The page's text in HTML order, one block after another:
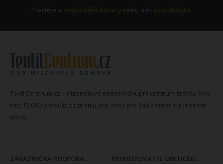
Přečtěte si nejčastější dotazy nebo nás kontaktujte!
TextilCentrum.cz - internetové online nákupní centrum textilu. Více
než 15 000 produktů z textilu pro Vás i pro Váš domov na jednom
místě.
ZÁKAZNICKÁ PODPORA:
PROVOZOVATEL OBCHODU: